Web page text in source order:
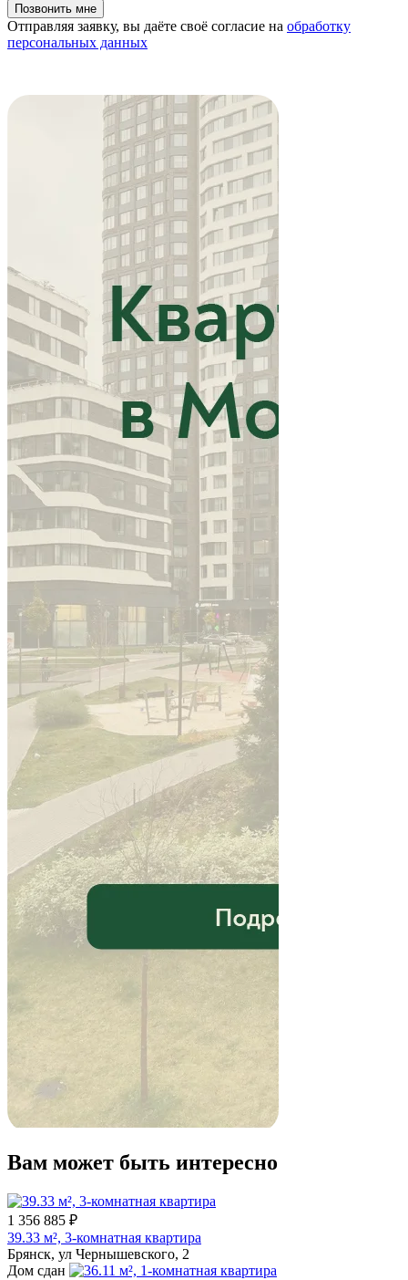
Отправляя заявку, вы даёте своё согласие на обработку
персональных данных
Вам может быть интересно
1 356 885 ₽
39.33 м², 3-комнатная квартира
Брянск, ул Чернышевского, 2
Дом сдан